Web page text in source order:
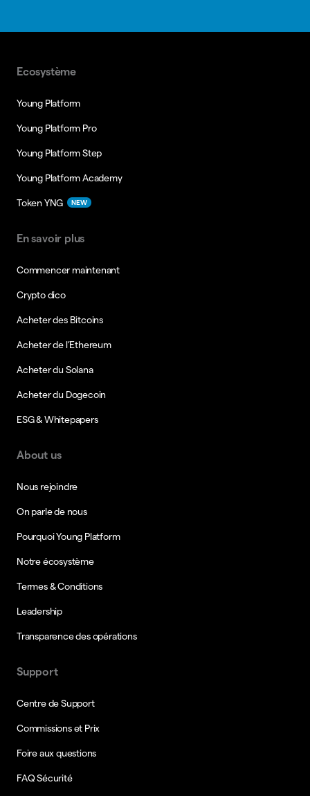
Ecosystème
Young Platform
Young Platform Pro
Young Platform Step
Young Platform Academy
Token YNG NEW
En savoir plus
Commencer maintenant
Crypto dico
Acheter des Bitcoins
Acheter de l’Ethereum
Acheter du Solana
Acheter du Dogecoin
ESG & Whitepapers
About us
Nous rejoindre
On parle de nous
Pourquoi Young Platform
Notre écosystème
Termes & Conditions
Leadership
Transparence des opérations
Support
Centre de Support
Commissions et Prix
Foire aux questions
FAQ Sécurité